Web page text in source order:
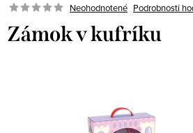
Neohodnotené Podrobnosti
Zámok v kufríku